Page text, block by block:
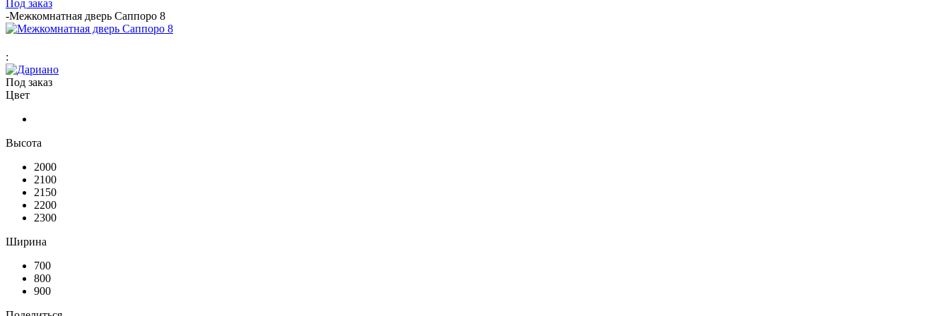
Под заказ
-Межкомнатная дверь Саппоро 8
:
Под заказ
Цвет
Высота
2000
2100
2150
2200
2300
Ширина
700
800
900